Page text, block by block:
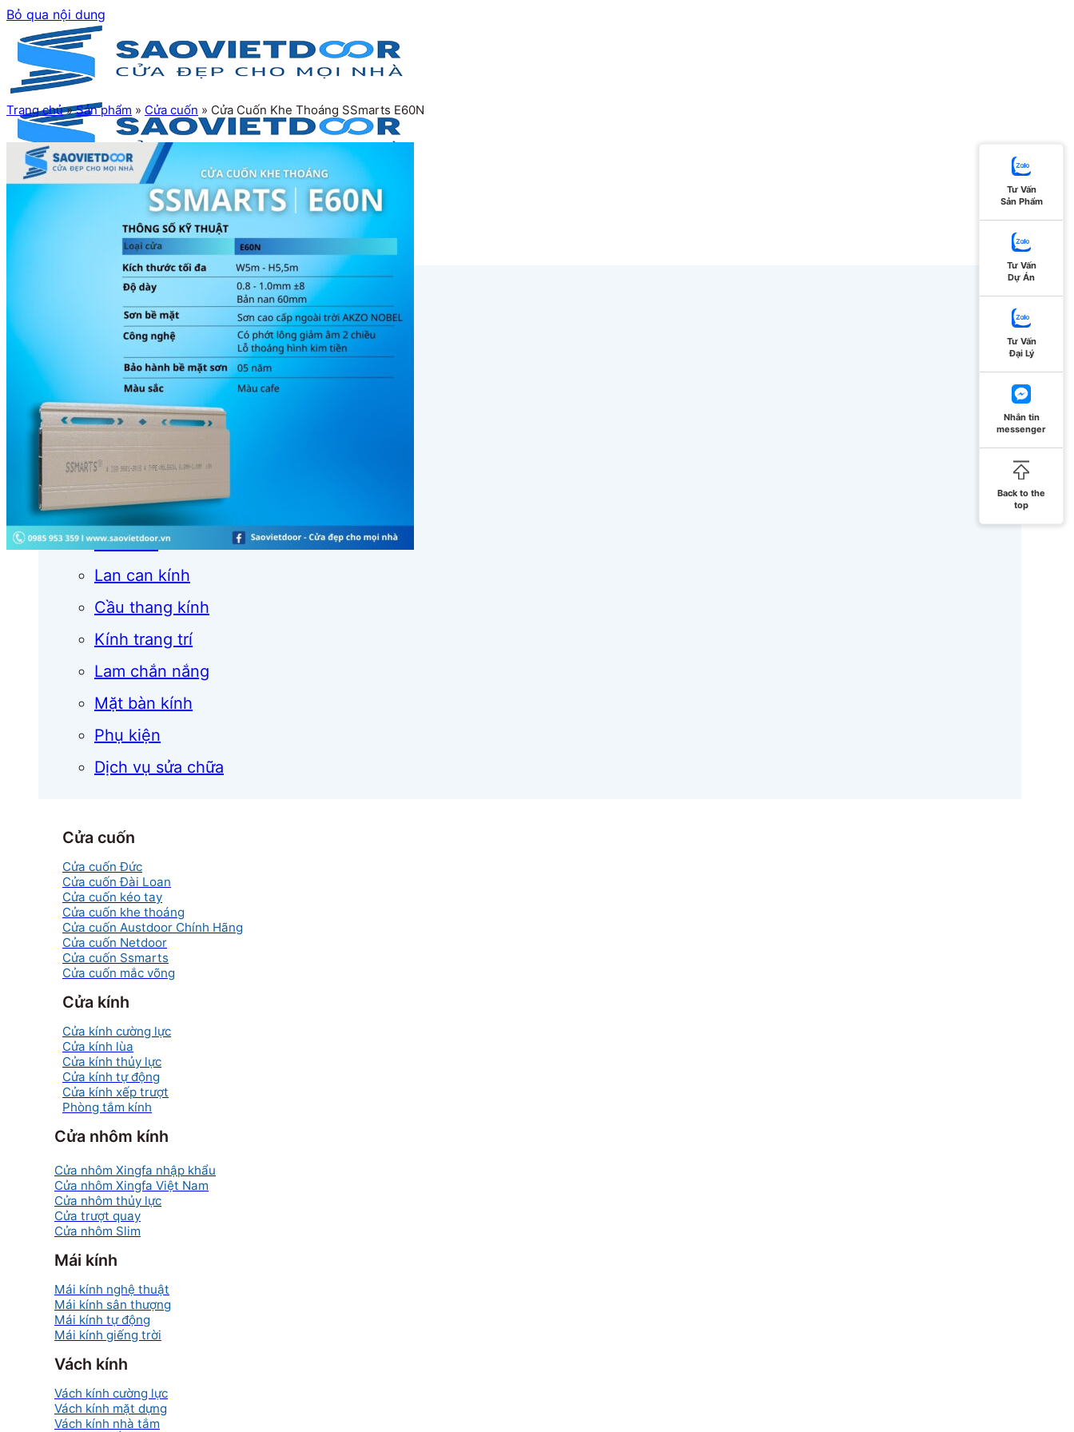
Bỏ qua nội dung
Cửa cuốn
Cửa kính
Cửa nhôm
Vách kính
Mái kính
Lan can kính
Cầu thang kính
Kính trang trí
Lam chắn nắng
Mặt bàn kính
Phụ kiện
Dịch vụ sửa chữa
Cửa cuốn
Cửa cuốn Đức
Cửa cuốn Đài Loan
Cửa cuốn kéo tay
Cửa cuốn khe thoáng
Cửa cuốn Austdoor Chính Hãng
Cửa cuốn Netdoor
Cửa cuốn Ssmarts
Cửa cuốn mắc võng
Cửa kính
Cửa kính cường lực
Cửa kính lùa
Cửa kính thủy lực
Cửa kính tự động
Cửa kính xếp trượt
Phòng tắm kính
Cửa nhôm kính
Cửa nhôm Xingfa nhập khẩu
Cửa nhôm Xingfa Việt Nam
Cửa nhôm thủy lực
Cửa trượt quay
Cửa nhôm Slim
Mái kính
Mái kính nghệ thuật
Mái kính sân thượng
Mái kính tự động
Mái kính giếng trời
Vách kính
Vách kính cường lực
Vách kính mặt dựng
Vách kính nhà tắm
Trang chủ»Sản phẩm » Cửa cuốn » Cửa Cuốn Khe Thoáng SSmarts E60N
Tư Vấn
Sản Phẩm
Tư Vấn
Dự Án
Tư Vấn
Đại Lý
Nhắn tin
messenger
Back to the
top